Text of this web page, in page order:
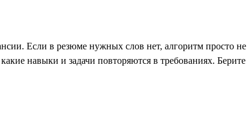
Если в резюме нужных слов нет, алгоритм просто
навыки и задачи повторяются в требованиях.